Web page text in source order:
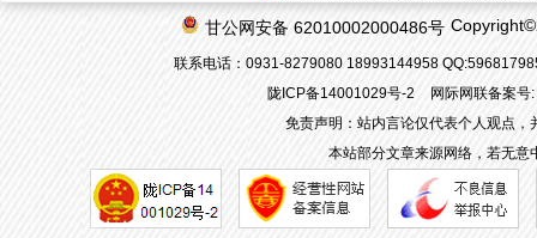
甘公网安备 62010002000486号
联系电话：0931-8279080 18993144958
陇ICP备14001029号-2
网际网联备案
免责声明：站内言论仅代表个人观点
本站部分文章来源网络，若无意